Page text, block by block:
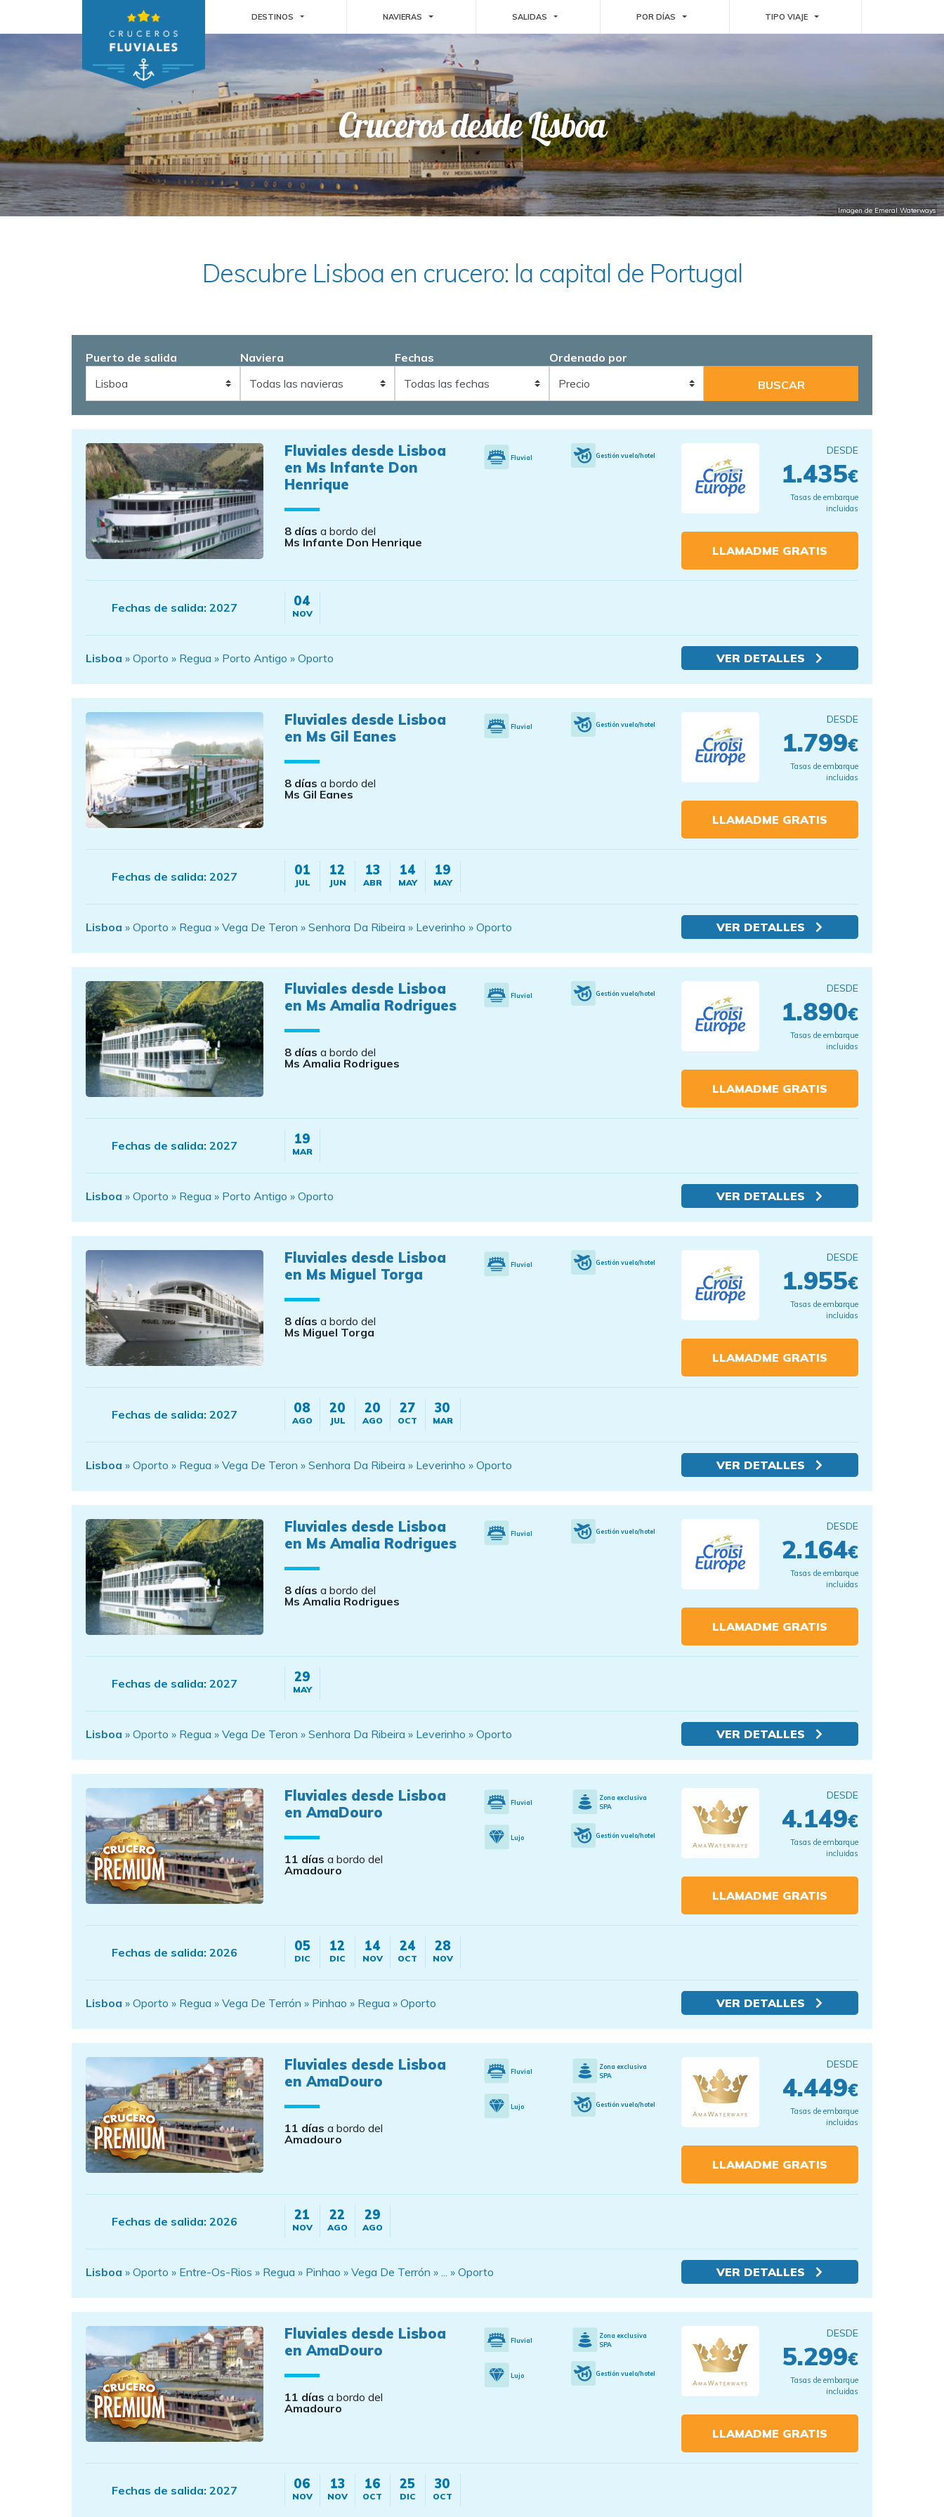
DESTINOS TOGGLE DROPDOWNNAVIERAS TOGGLE DROPDOWNSALIDAS TOGGLE DROPDOWNPOR DÍAS TOGGLE DROPDOWNTIPO VIAJE TOGGLE DROPDOWN
Cruceros desde Lisboa
Imagen de Emeral Waterways
Descubre Lisboa en crucero: la capital de Portugal
Puerto de salida Naviera Fechas Ordenado por
Fluviales desde Lisboa
en Ms Infante Don
Henrique
8 días a bordo del
Ms Infante Don Henrique
Fluvial Gestión vuelo/hotel DESDE
1.435€
Tasas de embarque
incluidas
LLAMADME GRATIS
Fechas de salida: 2027 04
NOV
Lisboa » Oporto » Regua » Porto Antigo » Oporto VER DETALLES
Fluviales desde Lisboa
en Ms Gil Eanes
8 días a bordo del
Ms Gil Eanes
Fluvial Gestión vuelo/hotel DESDE
1.799€
Tasas de embarque
incluidas
LLAMADME GRATIS
Fechas de salida: 2027 01
JUL
12
JUN
13
ABR
14
MAY
19
MAY
Lisboa » Oporto » Regua » Vega De Teron » Senhora Da Ribeira » Leverinho » Oporto VER DETALLES
Fluviales desde Lisboa
en Ms Amalia Rodrigues
8 días a bordo del
Ms Amalia Rodrigues
Fluvial Gestión vuelo/hotel DESDE
1.890€
Tasas de embarque
incluidas
LLAMADME GRATIS
Fechas de salida: 2027 19
MAR
Lisboa » Oporto » Regua » Porto Antigo » Oporto VER DETALLES
Fluviales desde Lisboa
en Ms Miguel Torga
8 días a bordo del
Ms Miguel Torga
Fluvial Gestión vuelo/hotel DESDE
1.955€
Tasas de embarque
incluidas
LLAMADME GRATIS
Fechas de salida: 2027 08
AGO
20
JUL
20
AGO
27
OCT
30
MAR
Lisboa » Oporto » Regua » Vega De Teron » Senhora Da Ribeira » Leverinho » Oporto VER DETALLES
Fluviales desde Lisboa
en Ms Amalia Rodrigues
8 días a bordo del
Ms Amalia Rodrigues
Fluvial Gestión vuelo/hotel DESDE
2.164€
Tasas de embarque
incluidas
LLAMADME GRATIS
Fechas de salida: 2027 29
MAY
Lisboa » Oporto » Regua » Vega De Teron » Senhora Da Ribeira » Leverinho » Oporto VER DETALLES
Fluviales desde Lisboa
en AmaDouro
11 días a bordo del
Amadouro
Fluvial
Zona exclusiva
SPA
Lujo Gestión vuelo/hotel
DESDE
4.149€
Tasas de embarque
incluidas
LLAMADME GRATIS
Fechas de salida: 2026 05
DIC
12
DIC
14
NOV
24
OCT
28
NOV
Lisboa » Oporto » Regua » Vega De Terrón » Pinhao » Regua » Oporto VER DETALLES
Fluviales desde Lisboa
en AmaDouro
11 días a bordo del
Amadouro
Fluvial
Zona exclusiva
SPA
Lujo Gestión vuelo/hotel
DESDE
4.449€
Tasas de embarque
incluidas
LLAMADME GRATIS
Fechas de salida: 2026 21
NOV
22
AGO
29
AGO
Lisboa » Oporto » Entre-Os-Rios » Regua » Pinhao » Vega De Terrón » ... » Oporto VER DETALLES
Fluviales desde Lisboa
en AmaDouro
11 días a bordo del
Amadouro
Fluvial
Zona exclusiva
SPA
Lujo Gestión vuelo/hotel
DESDE
5.299€
Tasas de embarque
incluidas
LLAMADME GRATIS
Fechas de salida: 2027 06
NOV
13
NOV
16
OCT
25
DIC
30
OCT